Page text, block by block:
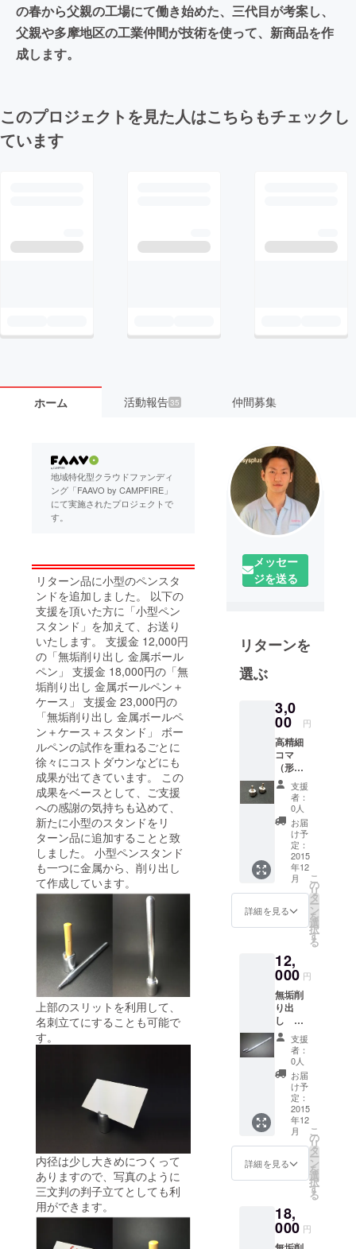
の春から父親の工場にて働き始めた、三代目が考案し、
父親や多摩地区の工業仲間が技術を使って、新商品を作
成します。
このプロジェクトを見た人はこちらもチェックし
ています
ホーム 活動報告35 仲間募集
地域特化型クラウドファンディ
ング「FAAVO by CAMPFIRE」
にて実施されたプロジェクトで
す。
リターン品に小型のペンスタ
ンドを追加しました。 以下の
支援を頂いた方に「小型ペン
スタンド」を加えて、お送り
いたします。 支援金 12,000円
の「無垢削り出し 金属ボール
ペン」 支援金 18,000円の「無
垢削り出し 金属ボールペン＋
ケース」 支援金 23,000円の
「無垢削り出し 金属ボールペ
ン＋ケース＋スタンド」 ボー
ルペンの試作を重ねるごとに
徐々にコストダウンなどにも
成果が出てきています。 この
成果をベースとして、ご支援
への感謝の気持ちも込めて、
新たに小型のスタンドをリ
ターン品に追加することと致
しました。 小型ペンスタンド
も一つに金属から、削り出し
て作成しています。
上部のスリットを利用して、
名刺立てにすることも可能で
す。
内径は少し大きめにつくって
ありますので、写真のように
三文判の判子立てとしても利
用ができます。
メッセー
ジを送る
リターンを
選ぶ
3,0
00 円
高精細
コマ
（形状
は異な
る場合
があり
ま
す。）
支援
者：
0人
お届
け予
定：
2015
年12
月
詳細を見る
こ
の
リ
タ
ー
ン
を
選
択
す
る
12,
000 円
無垢削
り出
し 金
属
ボール
ペン
支援
者：
0人
お届
け予
定：
2015
年12
月
詳細を見る
こ
の
リ
タ
ー
ン
を
選
択
す
る
18,
000 円